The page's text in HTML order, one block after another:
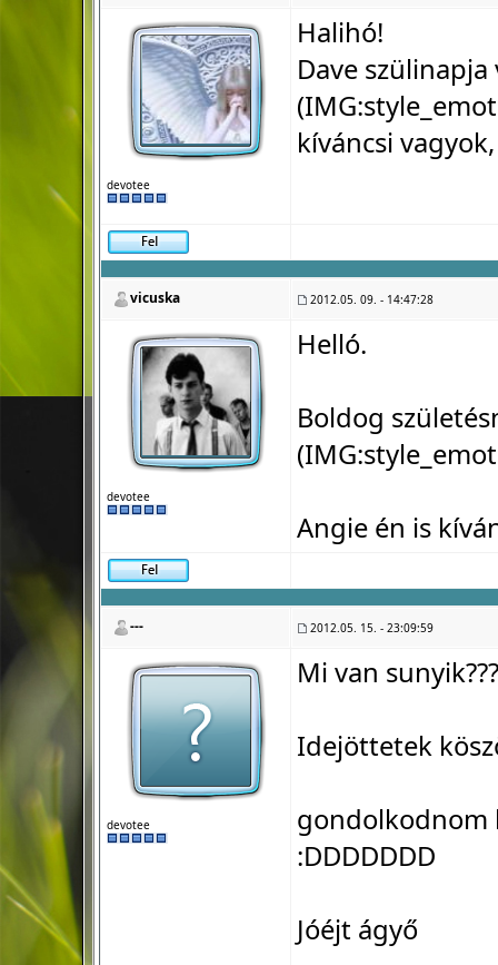
devotee
Halihó!
Dave
(IMG:
kíváncsi
vicuska 2012.05. 09. - 14:47:28
devotee
Helló.
Boldog
(IMG:
Angie én is
--- 2012.05. 15. - 23:09:59
devotee
Mi van
Idejöttetek
gondolkodnom
:DDDDDDD
Jóéjt ágyő